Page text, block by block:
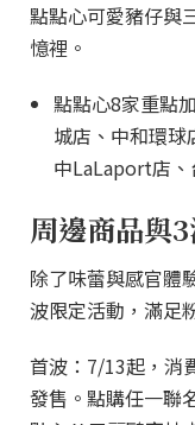
點點心可愛豬仔與
憶裡。
點點心8家重點
城店、中和環球
中LaLaport店、
周邊商品與
除了味蕾與感官體
波限定活動，滿足
首波：7/13起，消
發售。點購任一聯